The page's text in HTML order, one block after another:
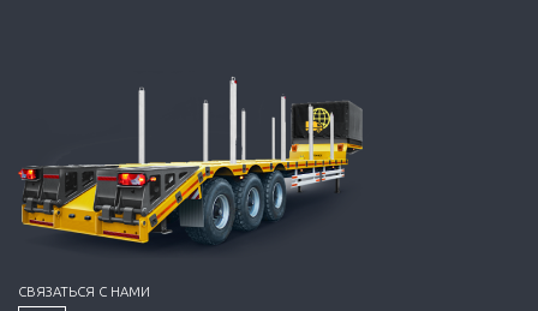
СВЯЗАТЬСЯ С НАМИ